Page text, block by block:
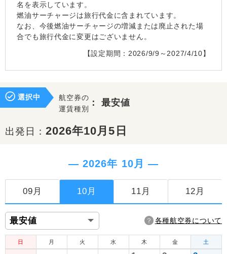
名を表示しています。
燃油サーチャージは旅行代金に含まれています。
なお、今後燃油サーチャージの増減または廃止された場
合でも旅行代金に変更はございません。
【設定期間：2026/9/9～2027/4/10】
選択中
航空券の
運賃種別
：最安値
出発日： 2026年10月5日
― 2026年 10月 ―
09月 10月 11月 12月
各種航空券について
日 月 火 水 木 金 土